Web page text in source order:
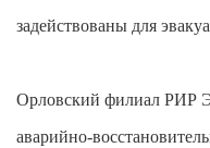
задействованы для
Орловский филиал РИР
аварийно-